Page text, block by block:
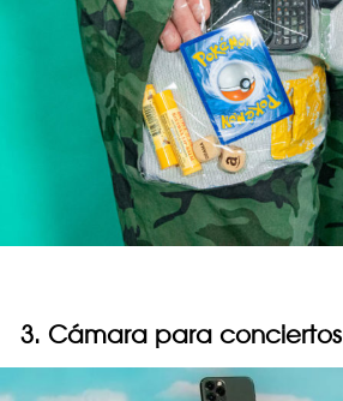
3. Cámara para conciertos